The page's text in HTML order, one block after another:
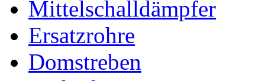
Mittelschalldämpfer
Ersatzrohre
Domstreben